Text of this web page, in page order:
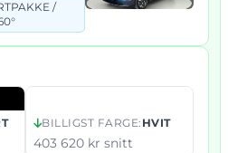
/
BILLIGST FARGE: HVIT
403 620 kr snitt